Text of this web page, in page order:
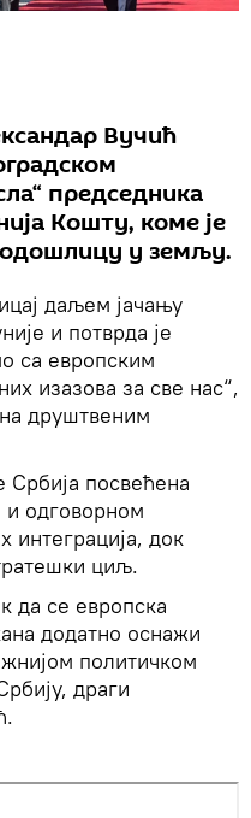
Вучић
председника
Кошту, коме је
у земљу.
даљем јачању
и потврда је
са европским
изазова за све нас“,
друштвеним
Србија посвећена
одговорном
интеграција, док
циљ.
да се европска
додатно оснажи
политичком
драги